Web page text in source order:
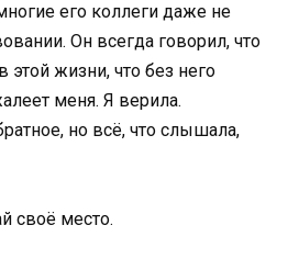
его коллеги даже не
Он всегда говорил, что
этой жизни, что без него
меня. Я верила.
но всё, что слышала,
своё место.